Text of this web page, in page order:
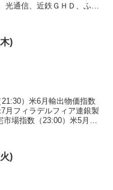
通信、近鉄ＧＨＤ、ふく
)
）米6月輸出物価指数
月フィラデルフィア連銀製
場指数（23:00）米5月対
)